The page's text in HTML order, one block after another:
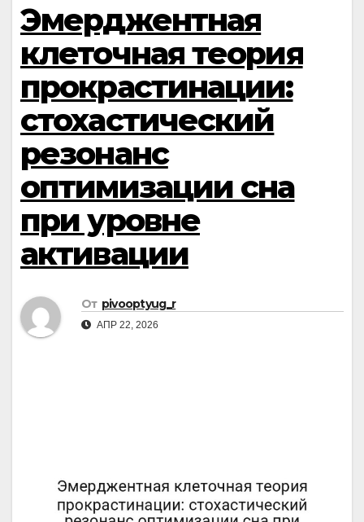
Эмерджентная
клеточная теория
прокрастинации:
стохастический
резонанс
оптимизации сна
при уровне
активации
От pivooptyug_r
АПР 22, 2026